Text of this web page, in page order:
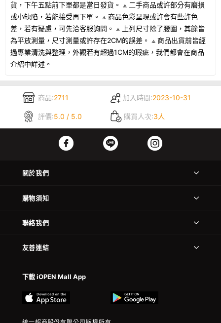
貨，下午五點前下單都是當日發貨。 ⟁ 二手商品或許部分有磨損
或小缺陷，若能接受再下單。 ⟁ 商品色彩呈現或許會有些許色
差，若有疑慮，可先洽客服詢問。 ⟁ 上列尺寸除了腰圍，其餘皆
為平放測量，尺寸測量或許存在2CM的誤差。 ⟁ 商品出貨前皆經
過專業清洗與整理，外觀若有超過1CM的瑕疵，我們都會在商品
介紹中詳述。
商品:2711 加入時間:2023-10-31
評價:5.0 / 5.0 購買人次:3人
關於我們
購物須知
聯絡我們
友善連結
下載 iOPEN Mall App